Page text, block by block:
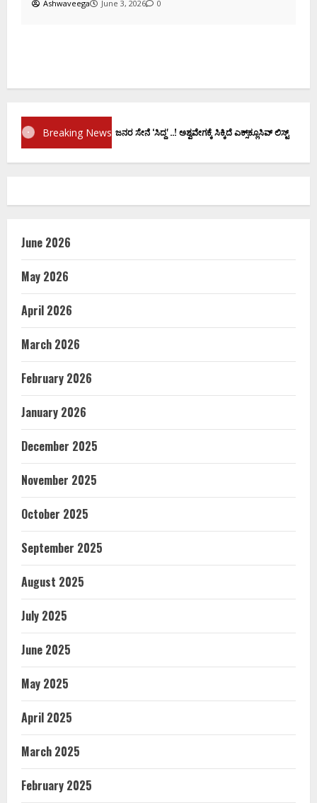
Breaking News
ಸಂಪುಟಕ್ಕೆ 14 ಜನರ ಸೇನೆ ʻಸಿದ್ದʼ..! ಅಶ್ವವೇಗಕ್ಕೆ ಸಿಕ್ಕಿದೆ ಎಕ್ಸ್‌ಕ್ಲೂಸಿವ್‌ ಲಿಸ್ಟ್‌
June 2026
May 2026
April 2026
March 2026
February 2026
January 2026
December 2025
November 2025
October 2025
September 2025
August 2025
July 2025
June 2025
May 2025
April 2025
March 2025
February 2025